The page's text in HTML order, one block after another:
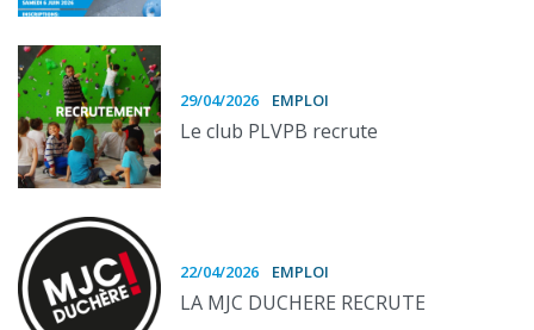
29/04/2026 EMPLOI
Le club PLVPB recrute
22/04/2026 EMPLOI
LA MJC DUCHERE RECRUTE